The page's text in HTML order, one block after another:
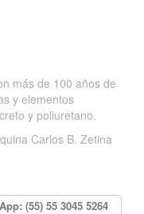
más de 100 años de
y elementos
y poliuretano.
Carlos B. Zetina
(55) 55 3045 5264